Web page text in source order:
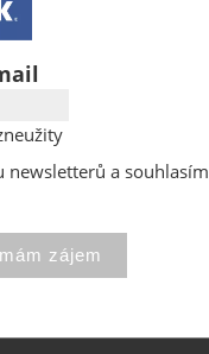
stěnu.
Korkový
detail
Dekwall
a